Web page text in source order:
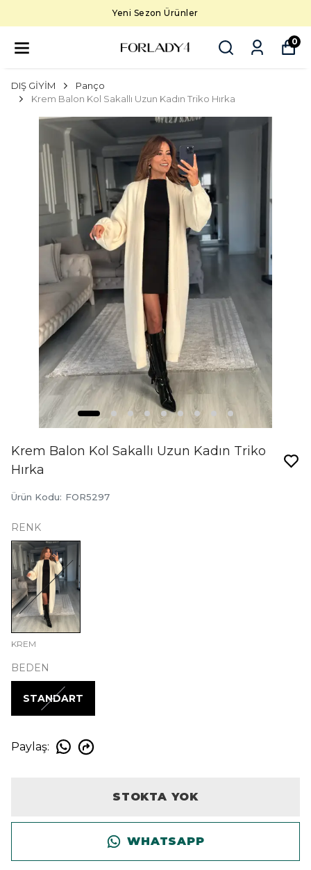
Yeni Sezon Ürünler
0
DIŞ GİYİM
Panço
Krem Balon Kol Sakallı Uzun Kadın Triko Hırka
Krem Balon Kol Sakallı Uzun Kadın Triko
Hırka
Ürün Kodu: FOR5297
RENK
KREM
BEDEN
STANDART
Paylaş:
STOKTA YOK
WHATSAPP